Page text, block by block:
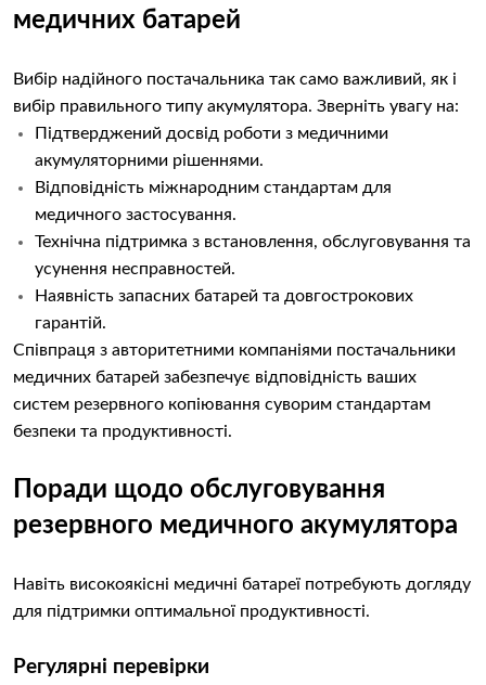
медичних батарей
Вибір надійного постачальника так само важливий, як і
вибір правильного типу акумулятора. Зверніть увагу на:
Підтверджений досвід роботи з медичними
акумуляторними рішеннями.
Відповідність міжнародним стандартам для
медичного застосування.
Технічна підтримка з встановлення, обслуговування та
усунення несправностей.
Наявність запасних батарей та довгострокових
гарантій.
Співпраця з авторитетними компаніями постачальники
медичних батарей забезпечує відповідність ваших
систем резервного копіювання суворим стандартам
безпеки та продуктивності.
Поради щодо обслуговування
резервного медичного акумулятора
Навіть високоякісні медичні батареї потребують догляду
для підтримки оптимальної продуктивності.
Регулярні перевірки